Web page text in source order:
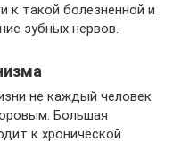
к такой болезненной и
зубных нервов.
не каждый человек
Большая
к хронической